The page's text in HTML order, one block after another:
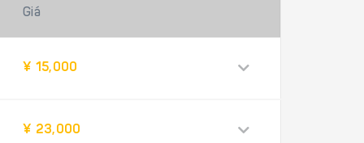
Giá
¥ 15,000
¥ 23,000